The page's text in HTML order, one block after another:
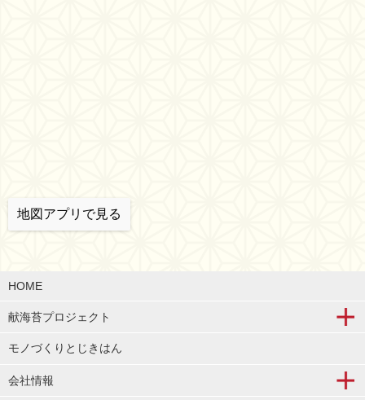
地図アプリで見る
HOME
献海苔プロジェクト
モノづくりとじきはん
会社情報